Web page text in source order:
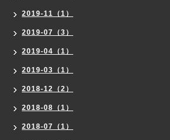
2019-11（1）
2019-07（3）
2019-04（1）
2019-03（1）
2018-12（2）
2018-08（1）
2018-07（1）